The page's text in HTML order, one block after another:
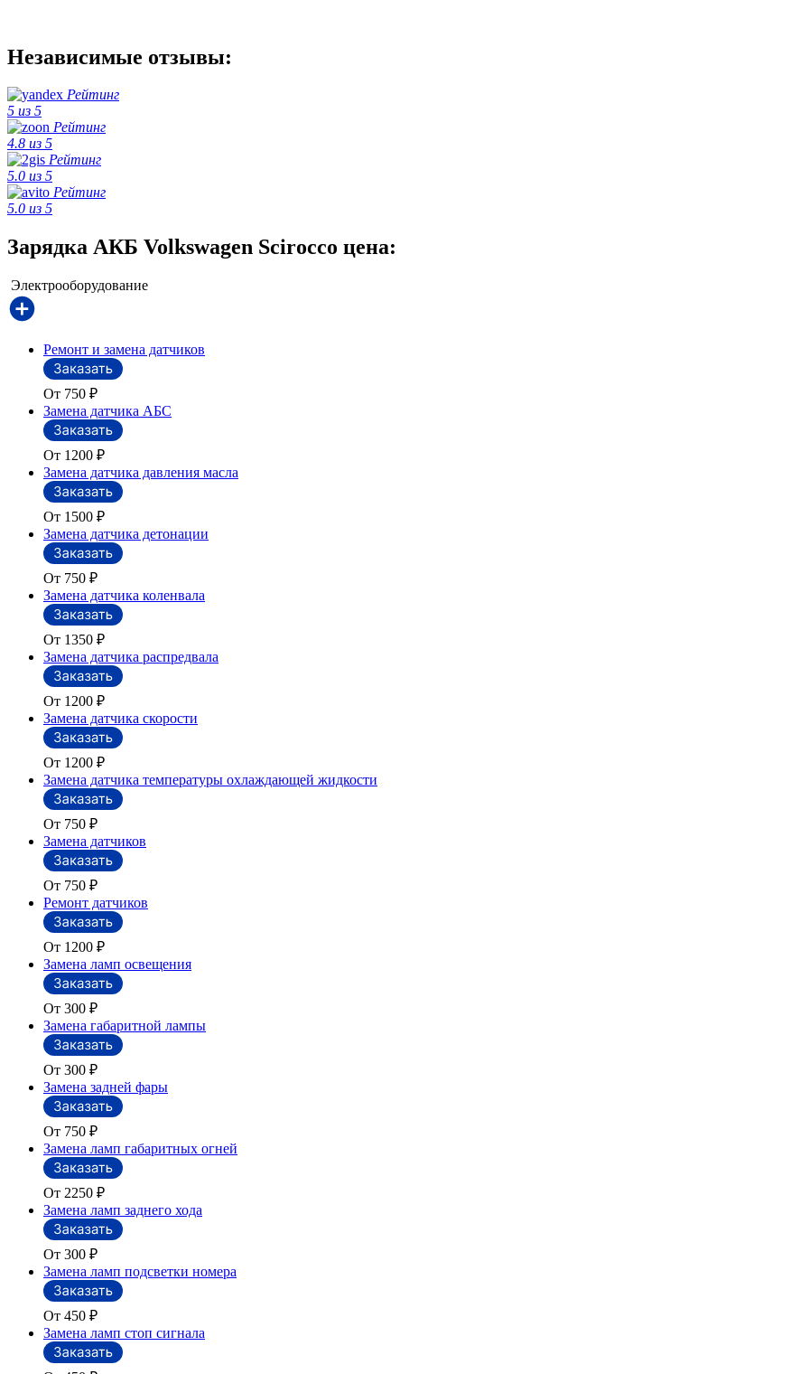
Независимые отзывы:
Рейтинг
5 из 5
Рейтинг
4.8 из 5
Рейтинг
5.0 из 5
Рейтинг
5.0 из 5
Зарядка АКБ Volkswagen Scirocco цена:
Электрооборудование
Ремонт и замена датчиков
От 750 ₽
Замена датчика АБС
От 1200 ₽
Замена датчика давления масла
От 1500 ₽
Замена датчика детонации
От 750 ₽
Замена датчика коленвала
От 1350 ₽
Замена датчика распредвала
От 1200 ₽
Замена датчика скорости
От 1200 ₽
Замена датчика температуры охлаждающей жидкости
От 750 ₽
Замена датчиков
От 750 ₽
Ремонт датчиков
От 1200 ₽
Замена ламп освещения
От 300 ₽
Замена габаритной лампы
От 300 ₽
Замена задней фары
От 750 ₽
Замена ламп габаритных огней
От 2250 ₽
Замена ламп заднего хода
От 300 ₽
Замена ламп подсветки номера
От 450 ₽
Замена ламп стоп сигнала